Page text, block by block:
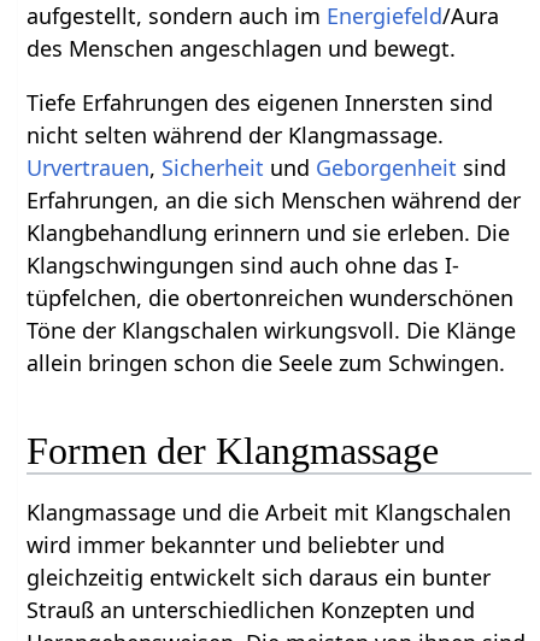
aufgestellt, sondern auch im Energiefeld/Aura
des Menschen angeschlagen und bewegt.
Tiefe Erfahrungen des eigenen Innersten sind
nicht selten während der Klangmassage.
Urvertrauen, Sicherheit und Geborgenheit sind
Erfahrungen, an die sich Menschen während der
Klangbehandlung erinnern und sie erleben. Die
Klangschwingungen sind auch ohne das I-
tüpfelchen, die obertonreichen wunderschönen
Töne der Klangschalen wirkungsvoll. Die Klänge
allein bringen schon die Seele zum Schwingen.
Formen der Klangmassage
Klangmassage und die Arbeit mit Klangschalen
wird immer bekannter und beliebter und
gleichzeitig entwickelt sich daraus ein bunter
Strauß an unterschiedlichen Konzepten und